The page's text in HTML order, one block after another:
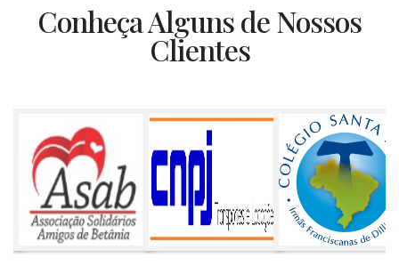
Conheça Alguns de Nossos
Clientes